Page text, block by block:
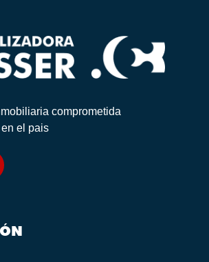
comprometida
el pais